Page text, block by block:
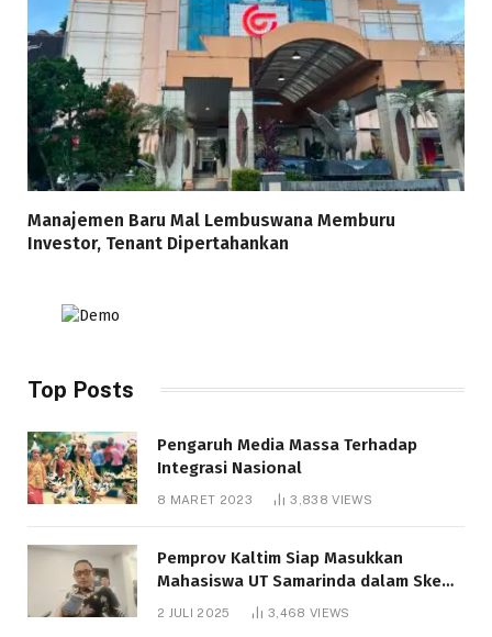
Manajemen Baru Mal Lembuswana Memburu
Investor, Tenant Dipertahankan
Top Posts
Pengaruh Media Massa Terhadap
Integrasi Nasional
8 MARET 2023 3,838VIEWS
Pemprov Kaltim Siap Masukkan
Mahasiswa UT Samarinda dalam Skema
Bantuan Pendidikan Gratispol
2 JULI 2025 3,468 VIEWS